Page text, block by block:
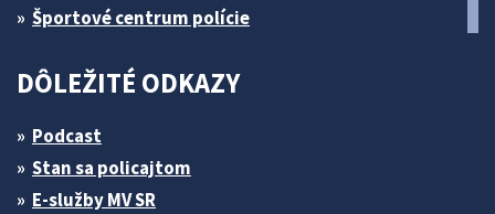
Športové centrum polície
DÔLEŽITÉ ODKAZY
Podcast
Stan sa policajtom
E-služby MV SR